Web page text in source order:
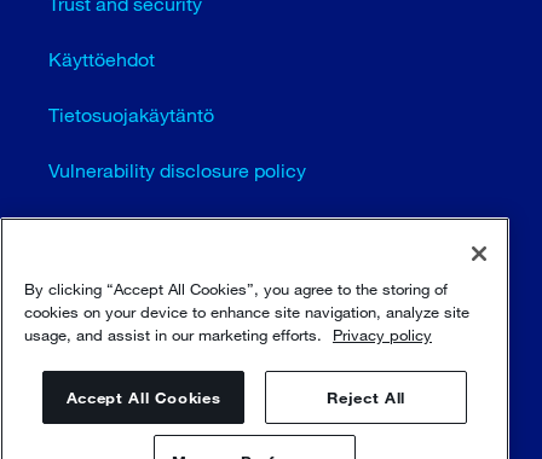
Käyttöehdot
Tietosuojakäytäntö
Vulnerability disclosure policy
Cookie settings (EN)
Sivustokartta
© Sulzer Ltd 1996 - 2025
By clicking “Accept All Cookies”, you agree to the storing of
cookies on your device to enhance site navigation, analyze site
usage, and assist in our marketing efforts.
Privacy policy
Accept All Cookies Reject All